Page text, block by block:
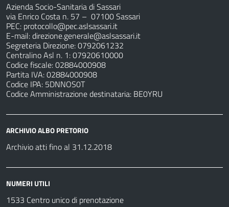
Azienda Socio-Sanitaria di Sassari
via Enrico Costa n. 57 – 07100 Sassari
PEC: protocollo@pec.aslsassari.it
E-mail:direzione.generale@aslsassari.it
Segreteria Direzione: 0792061232
Centralino Asl n. 1: 07920610000
Codice fiscale: 02884000908
Partita IVA: 02884000908
Codice IPA: 5DNNOS0T
Codice Amministrazione destinataria: BE0YRU
ARCHIVIO ALBO PRETORIO
Archivio atti fino al 31.12.2018
NUMERI UTILI
1533 Centro unico di prenotazione